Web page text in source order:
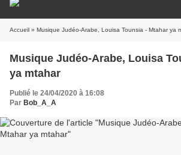
Accueil » Musique Judéo-Arabe, Louisa Tounsia - Mtahar ya
Musique Judéo-Arabe, Louisa
ya mtahar
Publié le 24/04/2020 à 16:08
Par Bob_A_A